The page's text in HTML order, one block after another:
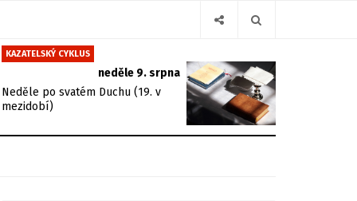
KAZATELSKÝ CYKLUS
neděle 9. srpna
Neděle po svatém Duchu (19. v
mezidobí)